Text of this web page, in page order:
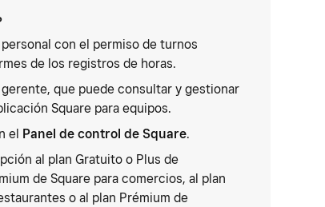
con el permiso de turnos
de los registros de horas.
que puede consultar y gestionar
Square para equipos.
el Panel de control de Square.
al plan Gratuito o Plus de
de Square para comercios, al plan
o al plan Prémium de